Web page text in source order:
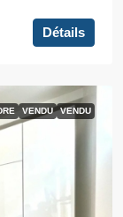
Détails
VENDU VENDU